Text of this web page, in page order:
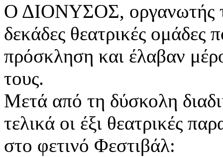
Ο ΔΙΟΝΥΣΟΣ, οργανωτής
δεκάδες θεατρικές ομάδες
πρόσκληση και έλαβαν
τους.
Μετά από τη δύσκολη
τελικά οι έξι θεατρικές
στο φετινό Φεστιβάλ: